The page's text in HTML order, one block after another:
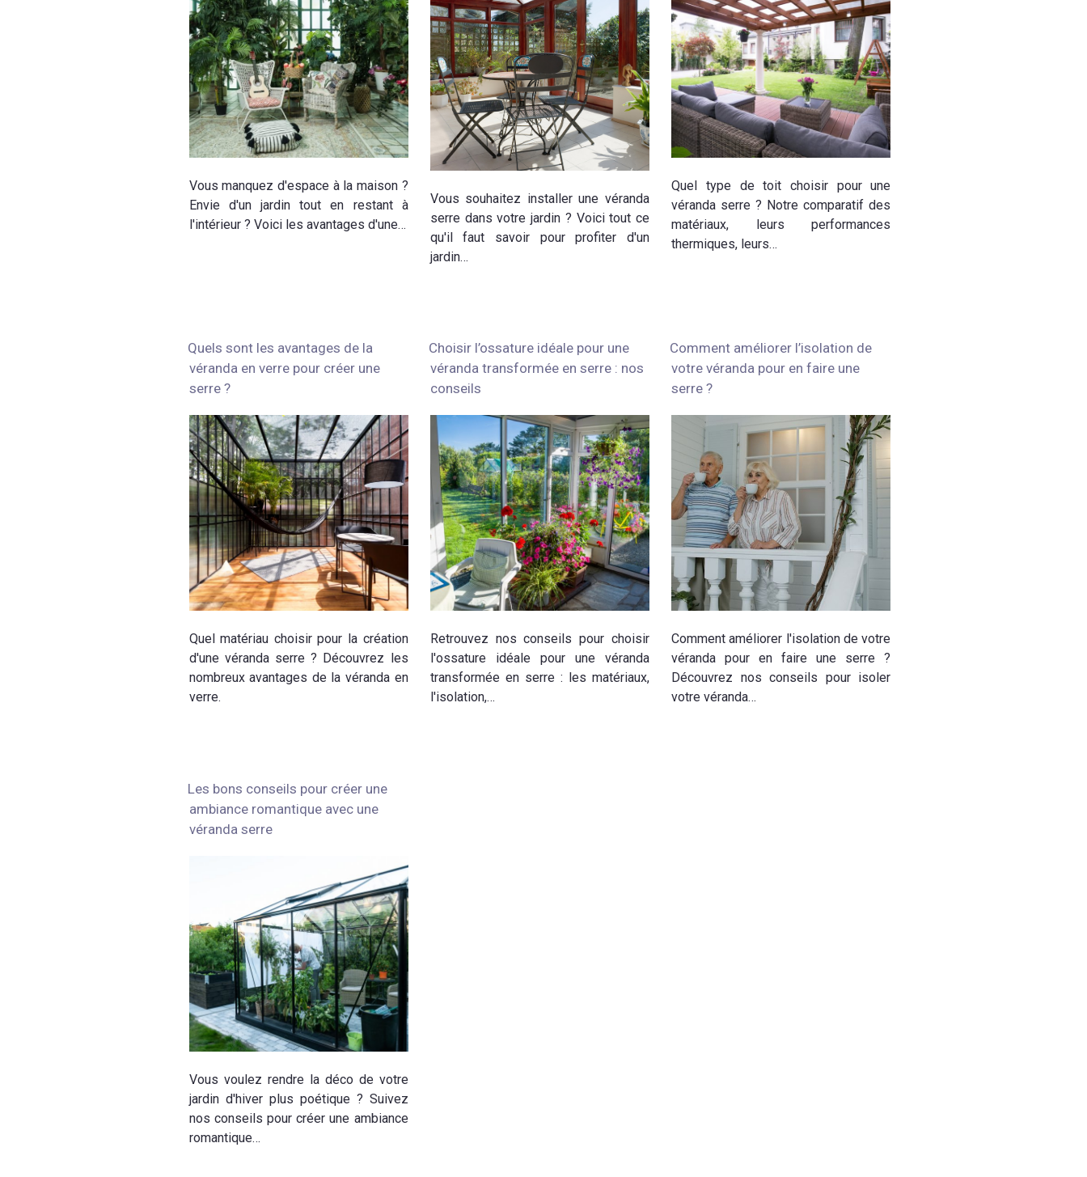
Vous manquez d'espace à la maison ?
Envie d'un jardin tout en restant à
l'intérieur ? Voici les avantages d'une…
Vous souhaitez installer une véranda
serre dans votre jardin ? Voici tout ce
qu'il faut savoir pour profiter d'un
jardin…
Quel type de toit choisir pour une
véranda serre ? Notre comparatif des
matériaux, leurs performances
thermiques, leurs…
Quels sont les avantages de la
véranda en verre pour créer une
serre ?
Quel matériau choisir pour la création
d'une véranda serre ? Découvrez les
nombreux avantages de la véranda en
verre.
Choisir l’ossature idéale pour une
véranda transformée en serre : nos
conseils
Retrouvez nos conseils pour choisir
l'ossature idéale pour une véranda
transformée en serre : les matériaux,
l'isolation,…
Comment améliorer l’isolation de
votre véranda pour en faire une
serre ?
Comment améliorer l'isolation de votre
véranda pour en faire une serre ?
Découvrez nos conseils pour isoler
votre véranda…
Les bons conseils pour créer une
ambiance romantique avec une
véranda serre
Vous voulez rendre la déco de votre
jardin d'hiver plus poétique ? Suivez
nos conseils pour créer une ambiance
romantique…